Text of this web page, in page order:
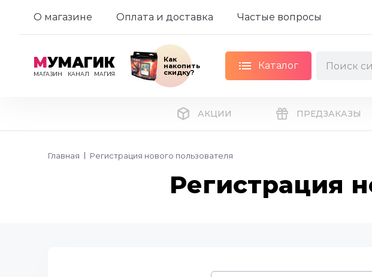
О магазине Оплата и доставка Частые вопросы
МУМАГИК
МАГАЗИН КАНАЛ МАГИЯ
Как
накопить
скидку?
Каталог
АКЦИИ ПРЕДЗАКАЗЫ
Главная Регистрация нового пользователя
Регистрация